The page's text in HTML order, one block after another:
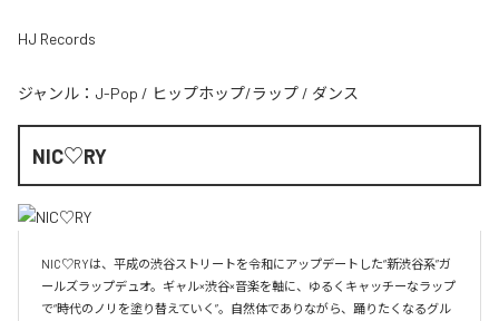
HJ Records
ジャンル： J-Pop / ヒップホップ/ラップ / ダンス
NIC♡RY
NIC♡RYは、平成の渋谷ストリートを令和にアップデートした“新渋谷系”ガ
ールズラップデュオ。ギャル×渋谷×音楽を軸に、ゆるくキャッチーなラップ
で“時代のノリを塗り替えていく”。自然体でありながら、踊りたくなるグル